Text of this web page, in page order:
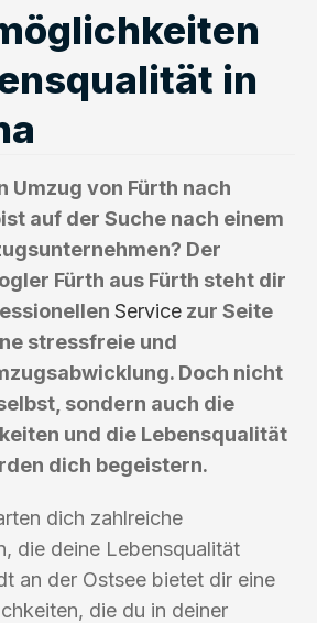
in
Umzug von Fürth nach
auf der Suche nach einem
Der
Fürth aus Fürth steht dir
Service zur Seite
stressfreie und
Doch nicht
sondern auch die
und die Lebensqualität
dich begeistern.
dich zahlreiche
die deine Lebensqualität
an der Ostsee bietet dir eine
die du in deiner